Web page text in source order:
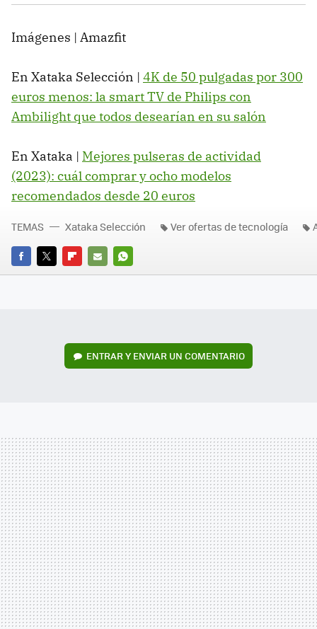
Imágenes | Amazfit
En Xataka Selección | 4K de 50 pulgadas por 300
euros menos: la smart TV de Philips con
Ambilight que todos desearían en su salón
En Xataka | Mejores pulseras de actividad
(2023): cuál comprar y ocho modelos
recomendados desde 20 euros
FACEBOOK
TWITTERFLIPBOARD
E-
WHATSAPP
TEMAS Xataka Selección Ver ofertas de tecnología
ENTRAR Y ENVIAR UN COMENTARIO